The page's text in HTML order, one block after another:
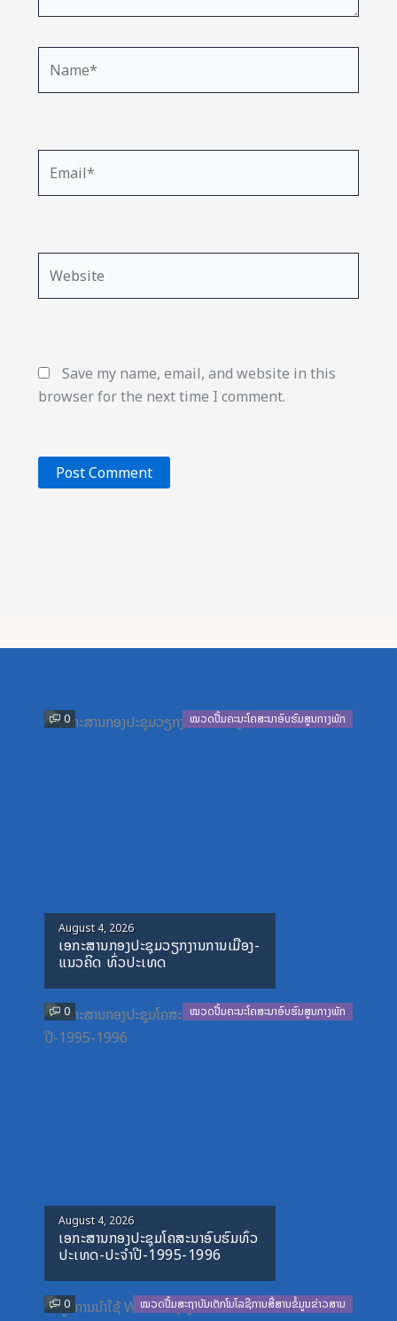
Save my name, email, and website in this
browser for the next time I comment.
0 ໝວດປື້ມຄະນະໂຄສະນາອົບຮົມສູນກາງພັກ
Posted
on
August 4, 2026
ເອກະສານກອງປະຊຸມວຽກງານການເມືອງ-
ແນວຄິດ ທົ່ວປະເທດ
0 ໝວດປື້ມຄະນະໂຄສະນາອົບຮົມສູນກາງພັກ
Posted
on
August 4, 2026
ເອກະສານກອງປະຊຸມໂຄສະນາອົບຮົມທົ່ວ
ປະເທດ-ປະຈໍາປີ-1995-1996
0 ໝວດປື້ມສະຖາບັນເຕັກໂນໂລຊີການສື່ສານຂໍ້ມູນຂ່າວສານ
Previous
Next